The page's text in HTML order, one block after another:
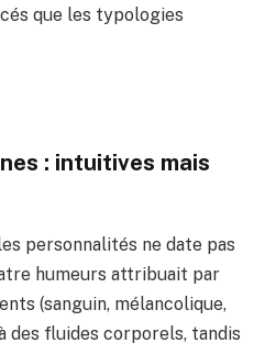
que les typologies
: intuitives mais
personnalités ne date pas
humeurs attribuait par
(sanguin, mélancolique,
des fluides corporels, tandis